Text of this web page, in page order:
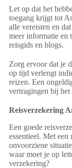
Let op dat het
toegang krijgt tot
alle vereisten en
meer informatie en
reisgids en blogs.
Zorg ervoor dat je
op tijd verlengt
reizen. Een
vertragingen bij het
Reisverzekering
Een goede
essentieel. Met een
onvoorziene
waar moet je op
verzekering?